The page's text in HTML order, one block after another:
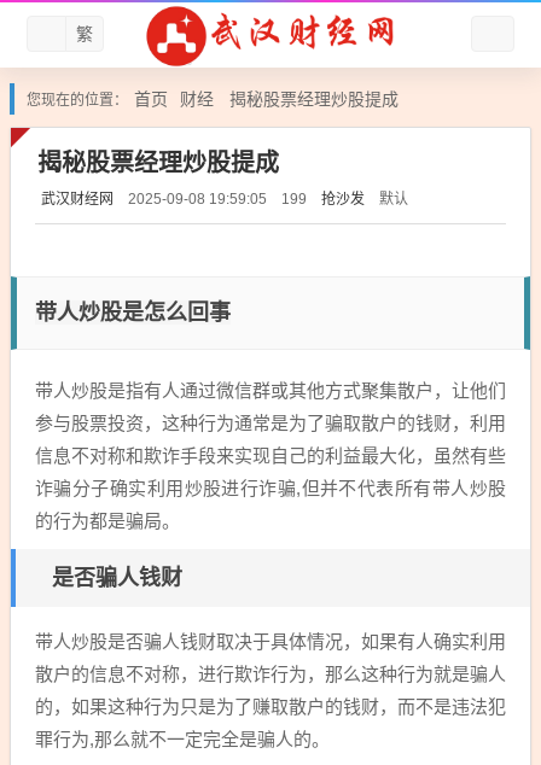
繁
您现在的位置： 首页 财经 揭秘股票经理炒股提成
揭秘股票经理炒股提成
武汉财经网 2025-09-08 19:59:05 199 抢沙发 默认
带人炒股是怎么回事
带人炒股是指有人通过微信群或其他方式聚集散户，让他们
参与股票投资，这种行为通常是为了骗取散户的钱财，利用
信息不对称和欺诈手段来实现自己的利益最大化，虽然有些
诈骗分子确实利用炒股进行诈骗,但并不代表所有带人炒股
的行为都是骗局。
是否骗人钱财
带人炒股是否骗人钱财取决于具体情况，如果有人确实利用
散户的信息不对称，进行欺诈行为，那么这种行为就是骗人
的，如果这种行为只是为了赚取散户的钱财，而不是违法犯
罪行为,那么就不一定完全是骗人的。